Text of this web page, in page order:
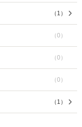
（ 1 ）
（0 ）
（0 ）
（0 ）
（ 1 ）